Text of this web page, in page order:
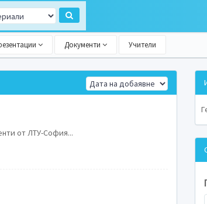
Документи Учители
от ЛТУ-София...